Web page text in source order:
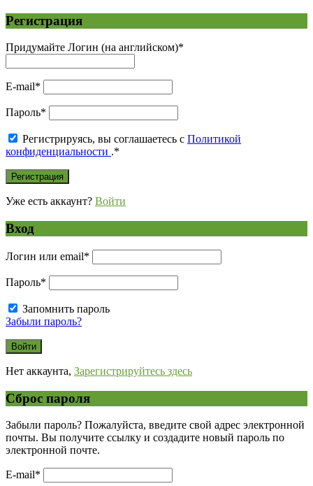
Регистрация
Придумайте Логин (на английском)*
E-mail*
Пароль*
Регистрируясь, вы соглашаетесь с Политикой
конфиденциальности .*
Уже есть аккаунт? Войти
Вход
Логин или email*
Пароль*
Запомнить пароль
Забыли пароль?
Нет аккаунта, Зарегистрируйтесь здесь
Сброс пароля
Забыли пароль? Пожалуйста, введите свой адрес электронной
почты. Вы получите ссылку и создадите новый пароль по
электронной почте.
E-mail*